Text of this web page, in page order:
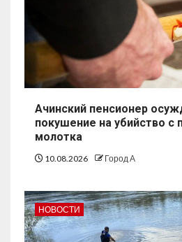
Ачинский пенсионер
покушение на убийство
молотка
10.08.2026 Город А
НОВОСТИ